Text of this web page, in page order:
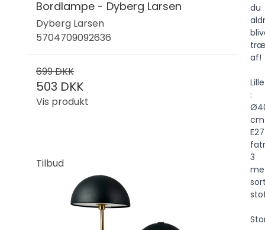
Bordlampe - Dyberg Larsen
Dyberg Larsen
5704709092636
699 DKK
503 DKK
Vis produkt
Tilbud
du
af!
Lille
:
cm
E27
3